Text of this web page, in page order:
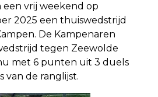
een vrij weekend op
2025 een thuiswedstrijd
De Kampenaren
tegen Zeewolde
met 6 punten uit 3 duels
van de ranglijst.